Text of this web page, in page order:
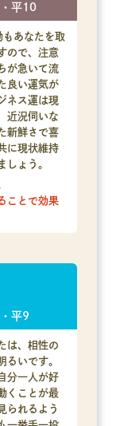
平10
もあなたを取
ので、注意
が急いて流
良い運気が
ネス運は現
近況伺いな
新鮮さで喜
に現状維持
しょう。
ことで効果
平9
は、相性の
るいです。
分一人が好
くことが最
られるよう